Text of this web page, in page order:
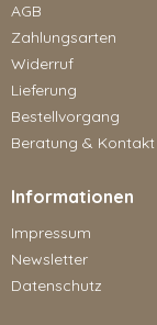
AGB
Zahlungsarten
Widerruf
Lieferung
Bestellvorgang
Beratung & Kontakt
Informationen
Impressum
Newsletter
Datenschutz